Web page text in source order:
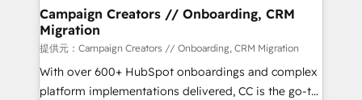
empowering our clients and developing their
autonomy. Get to grips with HubSpot through
guided implementation and seamless integration of
the CRM platform into your digital ecosystem. Would
you like support in deploying your inbound
Campaign Creators // Onboarding, CRM
Migration
提供元：Campaign Creators // Onboarding, CRM Migration
With over 600+ HubSpot onboardings and complex
platform implementations delivered, CC is the go-to